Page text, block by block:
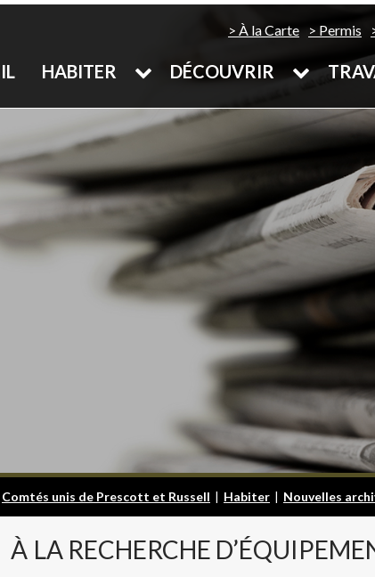
À la Carte Permis
HABITER DÉCOUVRIR
Comtés unis de Prescott et Russell | Habiter | Nouvelles
À LA RECHERCHE